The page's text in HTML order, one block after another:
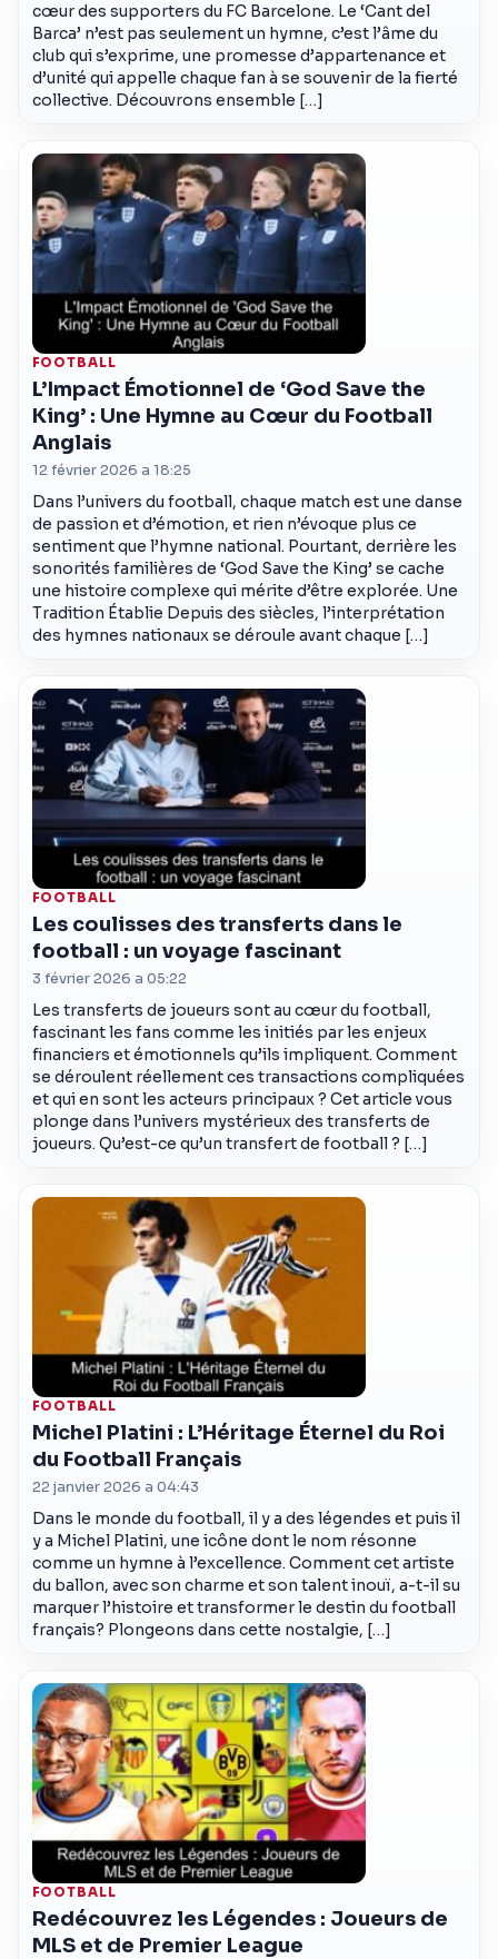
cœur des supporters du FC Barcelone. Le ‘Cant del
Barca’ n’est pas seulement un hymne, c’est l’âme du
club qui s’exprime, une promesse d’appartenance et
d’unité qui appelle chaque fan à se souvenir de la fierté
collective. Découvrons ensemble […]
FOOTBALL
L’Impact Émotionnel de ‘God Save the
King’ : Une Hymne au Cœur du Football
Anglais
12 février 2026 a 18:25
Dans l’univers du football, chaque match est une danse
de passion et d’émotion, et rien n’évoque plus ce
sentiment que l’hymne national. Pourtant, derrière les
sonorités familières de ‘God Save the King’ se cache
une histoire complexe qui mérite d’être explorée. Une
Tradition Établie Depuis des siècles, l’interprétation
des hymnes nationaux se déroule avant chaque […]
FOOTBALL
Les coulisses des transferts dans le
football : un voyage fascinant
3 février 2026 a 05:22
Les transferts de joueurs sont au cœur du football,
fascinant les fans comme les initiés par les enjeux
financiers et émotionnels qu’ils impliquent. Comment
se déroulent réellement ces transactions compliquées
et qui en sont les acteurs principaux ? Cet article vous
plonge dans l’univers mystérieux des transferts de
joueurs. Qu’est-ce qu’un transfert de football ? […]
FOOTBALL
Michel Platini : L’Héritage Éternel du Roi
du Football Français
22 janvier 2026 a 04:43
Dans le monde du football, il y a des légendes et puis il
y a Michel Platini, une icône dont le nom résonne
comme un hymne à l’excellence. Comment cet artiste
du ballon, avec son charme et son talent inouï, a-t-il su
marquer l’histoire et transformer le destin du football
français? Plongeons dans cette nostalgie, […]
FOOTBALL
Redécouvrez les Légendes : Joueurs de
MLS et de Premier League